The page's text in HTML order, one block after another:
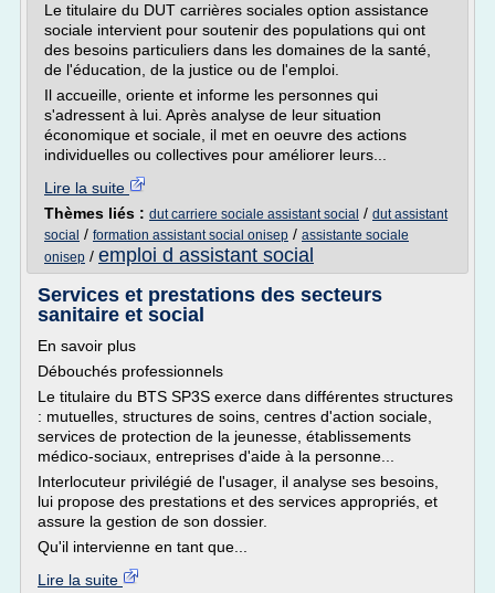
Le titulaire du DUT carrières sociales option assistance
sociale intervient pour soutenir des populations qui ont
des besoins particuliers dans les domaines de la santé,
de l'éducation, de la justice ou de l'emploi.
Il accueille, oriente et informe les personnes qui
s'adressent à lui. Après analyse de leur situation
économique et sociale, il met en oeuvre des actions
individuelles ou collectives pour améliorer leurs...
Lire la suite
Thèmes liés : dut carriere sociale assistant social / dut assistant
social / formation assistant social onisep / assistante sociale
onisep / emploi d assistant social
Services et prestations des secteurs
sanitaire et social
En savoir plus
Débouchés professionnels
Le titulaire du BTS SP3S exerce dans différentes structures
: mutuelles, structures de soins, centres d'action sociale,
services de protection de la jeunesse, établissements
médico-sociaux, entreprises d'aide à la personne...
Interlocuteur privilégié de l'usager, il analyse ses besoins,
lui propose des prestations et des services appropriés, et
assure la gestion de son dossier.
Qu'il intervienne en tant que...
Lire la suite